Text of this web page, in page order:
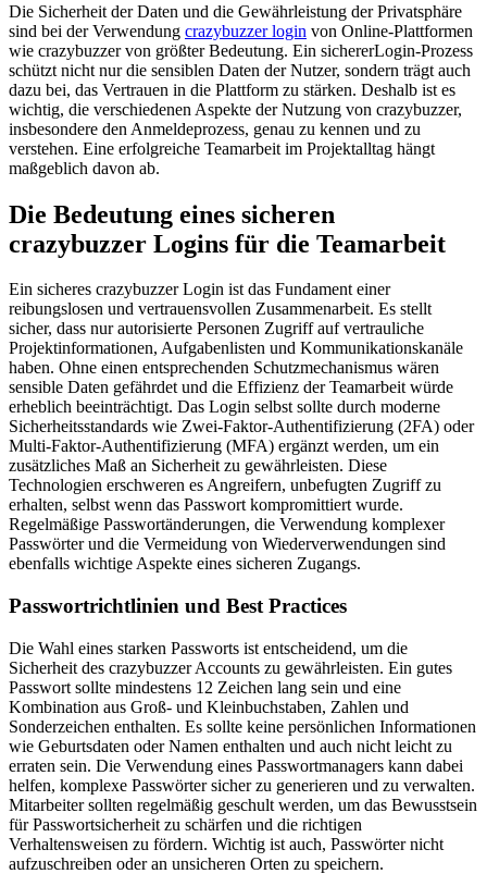
Die Sicherheit der Daten und die Gewährleistung der Privatsphäre
sind bei der Verwendung crazybuzzer login von Online-Plattformen
wie crazybuzzer von größter Bedeutung. Ein sichererLogin-Prozess
schützt nicht nur die sensiblen Daten der Nutzer, sondern trägt auch
dazu bei, das Vertrauen in die Plattform zu stärken. Deshalb ist es
wichtig, die verschiedenen Aspekte der Nutzung von crazybuzzer,
insbesondere den Anmeldeprozess, genau zu kennen und zu
verstehen. Eine erfolgreiche Teamarbeit im Projektalltag hängt
maßgeblich davon ab.
Die Bedeutung eines sicheren
crazybuzzer Logins für die Teamarbeit
Ein sicheres crazybuzzer Login ist das Fundament einer
reibungslosen und vertrauensvollen Zusammenarbeit. Es stellt
sicher, dass nur autorisierte Personen Zugriff auf vertrauliche
Projektinformationen, Aufgabenlisten und Kommunikationskanäle
haben. Ohne einen entsprechenden Schutzmechanismus wären
sensible Daten gefährdet und die Effizienz der Teamarbeit würde
erheblich beeinträchtigt. Das Login selbst sollte durch moderne
Sicherheitsstandards wie Zwei-Faktor-Authentifizierung (2FA) oder
Multi-Faktor-Authentifizierung (MFA) ergänzt werden, um ein
zusätzliches Maß an Sicherheit zu gewährleisten. Diese
Technologien erschweren es Angreifern, unbefugten Zugriff zu
erhalten, selbst wenn das Passwort kompromittiert wurde.
Regelmäßige Passwortänderungen, die Verwendung komplexer
Passwörter und die Vermeidung von Wiederverwendungen sind
ebenfalls wichtige Aspekte eines sicheren Zugangs.
Passwortrichtlinien und Best Practices
Die Wahl eines starken Passworts ist entscheidend, um die
Sicherheit des crazybuzzer Accounts zu gewährleisten. Ein gutes
Passwort sollte mindestens 12 Zeichen lang sein und eine
Kombination aus Groß- und Kleinbuchstaben, Zahlen und
Sonderzeichen enthalten. Es sollte keine persönlichen Informationen
wie Geburtsdaten oder Namen enthalten und auch nicht leicht zu
erraten sein. Die Verwendung eines Passwortmanagers kann dabei
helfen, komplexe Passwörter sicher zu generieren und zu verwalten.
Mitarbeiter sollten regelmäßig geschult werden, um das Bewusstsein
für Passwortsicherheit zu schärfen und die richtigen
Verhaltensweisen zu fördern. Wichtig ist auch, Passwörter nicht
aufzuschreiben oder an unsicheren Orten zu speichern.